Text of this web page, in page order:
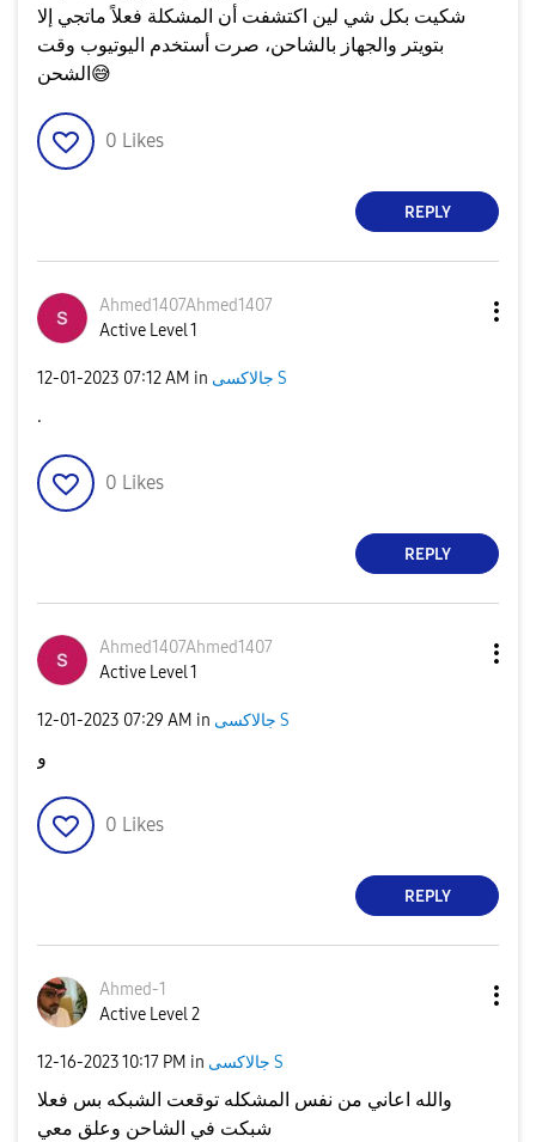
شكيت بكل شي لين اكتشفت أن المشكلة فعلاً ماتجي إلا
بتويتر والجهاز بالشاحن، صرت أستخدم اليوتيوب وقت
الشحن😅
0 Likes
REPLY
Ahmed1407Ahmed1407
Active Level 1
‎12-01-2023 07:12 AM in جالاكسى S
.
0 Likes
REPLY
Ahmed1407Ahmed1407
Active Level 1
‎12-01-2023 07:29 AM in جالاكسى S
و
0 Likes
REPLY
Ahmed-1
Active Level 2
‎12-16-202310:17 PM in جالاكسى S
والله اعاني من نفس المشكله توقعت الشبكه بس فعلا
شبكت في الشاحن وعلق معي